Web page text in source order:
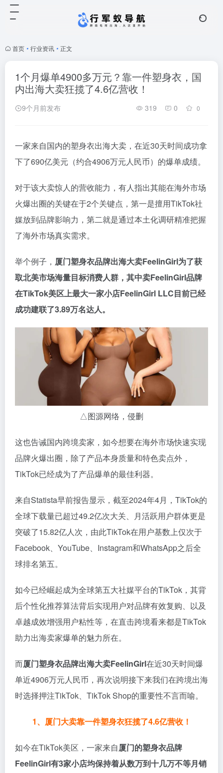
首页 • 行业资讯 • 正文
1个月爆单4900多万元？靠一件塑身衣，国
内出海大卖狂揽了4.6亿营收！
9个月前发布 319 0 0
一家来自国内的塑身衣出海大卖，在近30天时间成功拿
下了690亿美元（约合4906万元人民币）的爆单成绩。
对于该大卖惊人的营收能力，有人指出其能在海外市场
火爆出圈的关键在于2个关键点，第一是擅用TikTok社
媒放到品牌影响力，第二就是通过本土化调研精准把握
了海外市场真实需求。
举个例子， 厦门塑身衣品牌出海大卖FeelinGirl为了获
取北美市场海量目标消费人群，其中卖FeelinGirl品牌
在TikTok美区上最大一家小店FeelinGirl LLC目前已经
成功建联了3.89万名达人。
△图源网络，侵删
这也告诫国内跨境卖家，如今想要在海外市场快速实现
品牌火爆出圈，除了产品本身质量和特色卖点外，
TikTok已经成为了产品爆单的最佳利器。
来自Statista早前报告显示，截至2024年4月，TikTok的
全球下载量已超过49.2亿次大关、月活跃用户群体更是
突破了15.82亿人次，由此TikTok在用户基数上仅次于
Facebook、YouTube、Instagram和WhatsApp之后全
球排名第五。
如今已经崛起成为全球第五大社媒平台的TikTok，其背
后个性化推荐算法背后实现用户对品牌有效复购、以及
卓越成效增强用户粘性等，在直击跨境看来都是TikTok
助力出海卖家爆单的魅力所在。
而厦门塑身衣品牌出海大卖FeelinGirl在近30天时间爆
单近4906万元人民币，再次说明接下来我们在跨境出海
时选择押注TikTok、TikTok Shop的重要性不言而喻。
1、 厦门大卖靠一件塑身衣狂揽了4.6亿营收！
如今在TikTok美区，一家来自厦门的塑身衣品牌
FeelinGirl有3家小店均保持着从数万到十几万不等月销